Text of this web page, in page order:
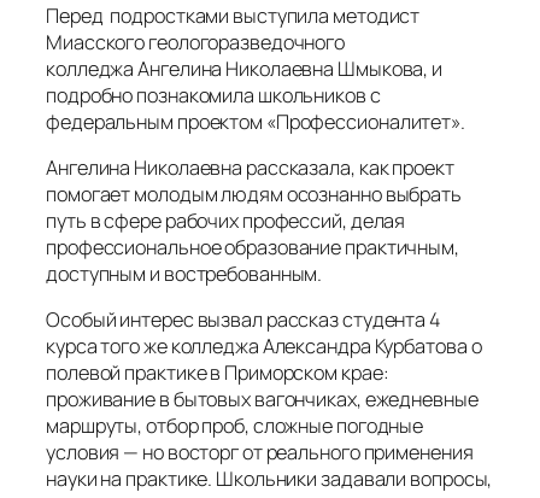
Перед подростками выступила методист
Миасского геологоразведочного
колледжа Ангелина Николаевна Шмыкова, и
подробно познакомила школьников с
федеральным проектом «Профессионалитет».
Ангелина Николаевна рассказала, как проект
помогает молодым людям осознанно выбрать
путь в сфере рабочих профессий, делая
профессиональное образование практичным,
доступным и востребованным.
Особый интерес вызвал рассказ студента 4
курса того же колледжа Александра Курбатова о
полевой практике в Приморском крае:
проживание в бытовых вагончиках, ежедневные
маршруты, отбор проб, сложные погодные
условия — но восторг от реального применения
науки на практике. Школьники задавали вопросы,